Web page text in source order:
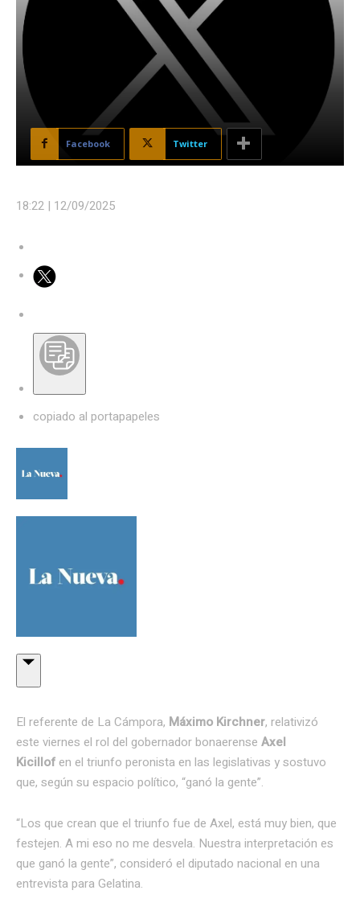
Facebook Twitter
18:22 | 12/09/2025
copiado al portapapeles
El referente de La Cámpora, Máximo Kirchner, relativizó
este viernes el rol del gobernador bonaerense Axel
Kicillof en el triunfo peronista en las legislativas y sostuvo
que, según su espacio político, “ganó la gente”.
“Los que crean que el triunfo fue de Axel, está muy bien, que
festejen. A mi eso no me desvela. Nuestra interpretación es
que ganó la gente”, consideró el diputado nacional en una
entrevista para Gelatina.